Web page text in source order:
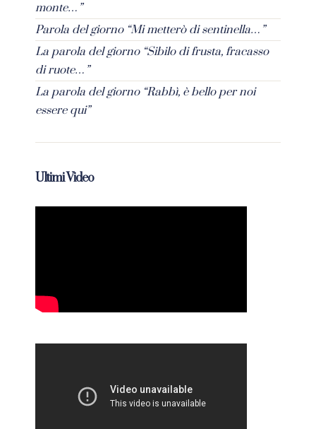
monte…”
Parola del giorno “Mi metterò di sentinella…”
La parola del giorno “Sibilo di frusta, fracasso
di ruote…”
La parola del giorno “Rabbì, è bello per noi
essere qui”
Ultimi Video